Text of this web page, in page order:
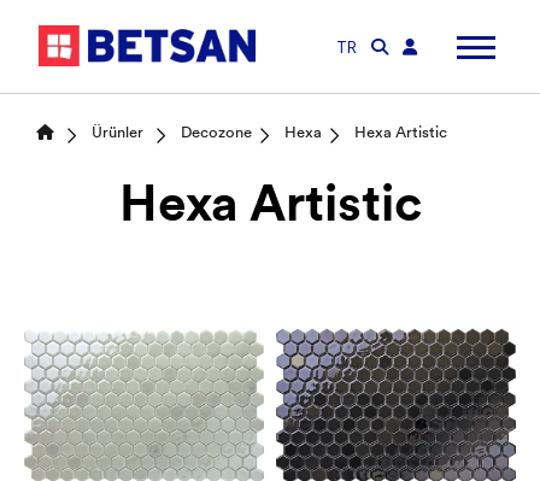
TR
Ürünler Decozone Hexa Hexa Artistic
Hexa Artistic